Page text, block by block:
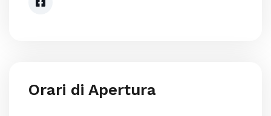
Orari di Apertura